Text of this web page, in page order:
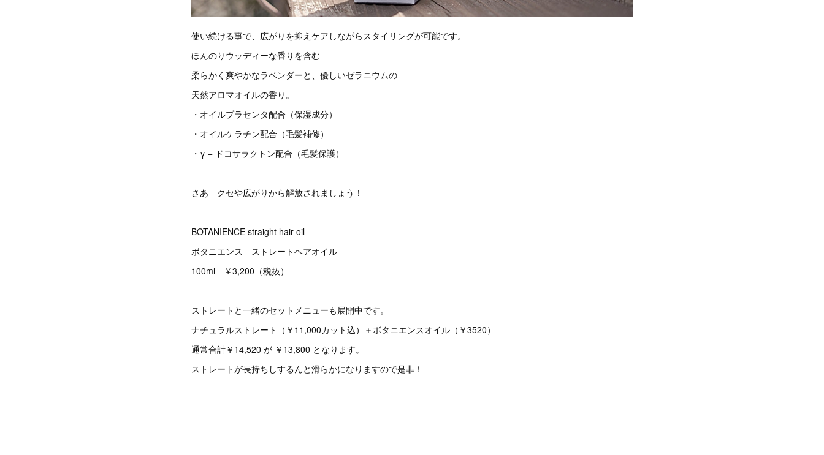
使い続ける事で、広がりを抑えケアしながらスタイリングが可能です。
ほんのりウッディーな香りを含む
柔らかく爽やかなラベンダーと、優しいゼラニウムの
天然アロマオイルの香り。
・オイルプラセンタ配合（保湿成分）
・オイルケラチン配合（毛髪補修）
・γ − ドコサラクトン配合（毛髪保護）
さあ クセや広がりから解放されましょう！
BOTANIENCE straight hair oil
ボタニエンス ストレートヘアオイル
100ml ￥3,200（税抜）
ストレートと一緒のセットメニューも展開中です。
ナチュラルストレート（￥11,000カット込）＋ボタニエンスオイル（￥3520）
通常合計￥14,520が ￥13,800 となります。
ストレートが長持ちしするんと滑らかになりますので是非！